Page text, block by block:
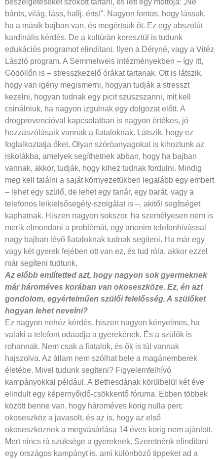
bánts, világ, láss, hallj, érts!”. Nagyon fontos, hogy lássuk,
ha a másik bajban van, és megértsük őt. Ez egy abszolút
kardinális kérdés. De a kultúrán keresztül is tudunk
edukációs programot elindítani. Ilyen a Déryné, vagy a Vitéz
László program. A Semmelweis intézményekben – így itt,
Gödöllőn is – stresszkezelő órákat tartanak. Ott is látszik,
hogy van igény megismerni, hogyan tudják a stresszt
kezelni, hogyan tudnak egy picit szuszszanni, mit kell
csinálniuk, ha nagyon izgulnak egy dolgozat előtt. A
drogprevencióval kapcsolatban is nagyon értékes, jó
hozzászólásaik vannak a fiataloknak. Látszik, hogy ez
foglalkoztatja őket. Olyan szóróanyagokat is kihoztunk az
iskolákba, amelyek segíthetnek abban, hogy ha bajban
vannak, akkor, tudják, hogy kihez tudnak fordulni. Mindig
meg kell találni a saját környezetükben legalább egy embert
– lehet egy szülő, de lehet egy tanár, egy barát, vagy a
telefonos lelkielsősegély-szolgálat is –, akitől segítséget
kaphatnak. Hiszen nagyon sokszor, ha személyesen nem is
merik elmondani a problémát, egy anonim telefonhívással
nagy bajban lévő fiataloknak tudnak segíteni. Ha már egy
vagy két gyerek fejében ott van ez, és tud róla, akkor ezzel
már segíteni tudtunk.
Az előbb említetted azt, hogy nagyon sok gyermeknek
már hároméves korában van okoseszköze. Ez, én azt
gondolom, egyértelműen szülői felelősség. A szülőket
hogyan lehet nevelni?
Ez nagyon nehéz kérdés, hiszen nagyon kényelmes, ha
valaki a telefont odaadja a gyerekének. És a szülők is
rohannak. Nem csak a fiatalok, és ők is túl vannak
hajszolva. Az állam nem szólhat bele a magánemberek
életébe. Mivel tudunk segíteni? Figyelemfelhívó
kampányokkal például. A Bethesdának körülbelül két éve
elindult egy képernyőidő-csökkentő fóruma. Ebben többek
között benne van, hogy hároméves korig nulla perc
okoseszköz a javasolt, és az is, hogy az első
okoseszköznek a megvásárlása 14 éves korig nem ajánlott.
Mert nincs rá szüksége a gyereknek. Szeretnénk elindítani
egy országos kampányt is, ami különböző tippeket ad a